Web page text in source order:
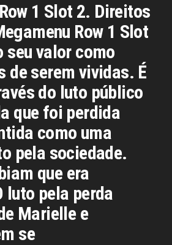
1 Slot 2. Direitos
Row 1 Slot
seu valor como
de serem vividas. É
do luto público
que foi perdida
como uma
pela sociedade.
que era
luto pela perda
Marielle e
se